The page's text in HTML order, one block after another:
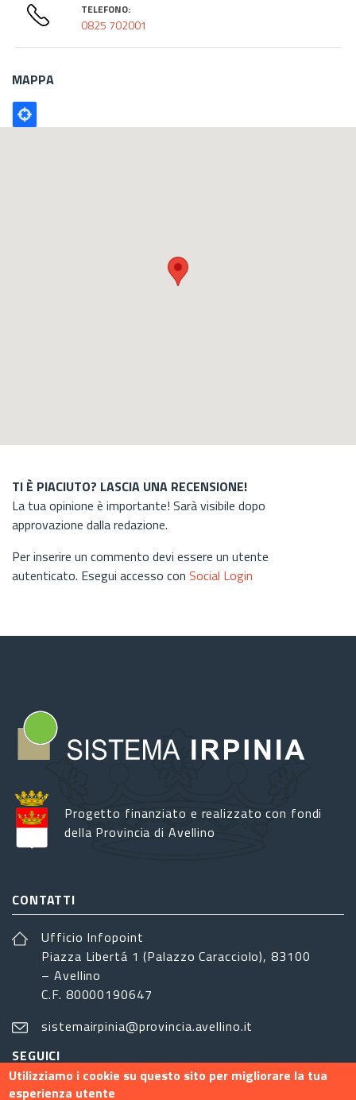
TELEFONO:
0825 702001
MAPPA
Poligono
GEO
TI È PIACIUTO? LASCIA UNA RECENSIONE!
La tua opinione è importante! Sarà visibile dopo
approvazione dalla redazione.
Per inserire un commento devi essere un utente
autenticato. Esegui accesso con Social Login
Progetto finanziato e realizzato con fondi
della Provincia di Avellino
CONTATTI
Ufficio Infopoint
Piazza Libertá 1 (Palazzo Caracciolo), 83100
– Avellino
C.F. 80000190647
sistemairpinia@provincia.avellino.it
SEGUICI
Utilizziamo i cookie su questo sito per migliorare la tua
esperienza utente